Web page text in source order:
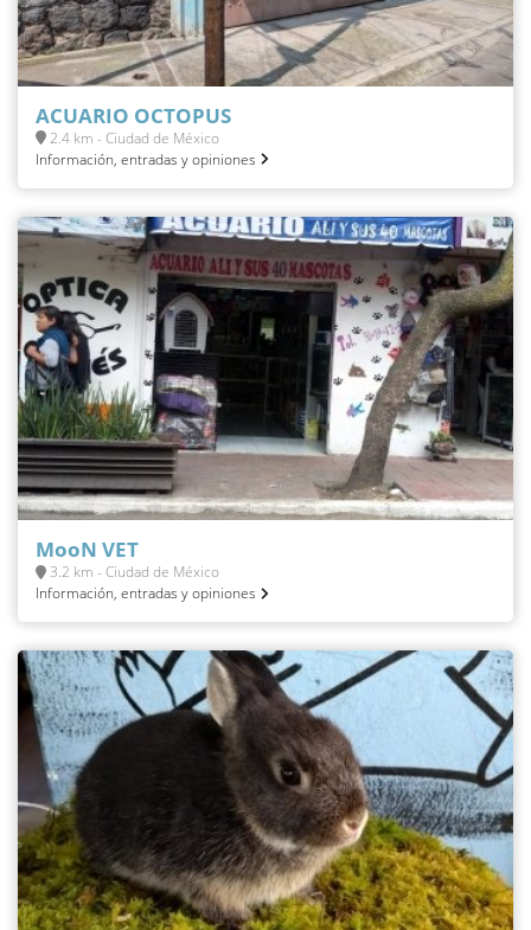
ACUARIO OCTOPUS
2.4 km - Ciudad de México
Información, entradas y opiniones
MooN VET
3.2 km - Ciudad de México
Información, entradas y opiniones